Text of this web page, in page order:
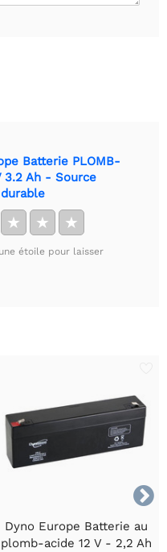
Batterie PLOMB-
3.2 Ah - Source
★ ★ ★
étoile pour laisser

Dyno Europe Batterie au
plomb-acide 12 V - 2,2 Ah